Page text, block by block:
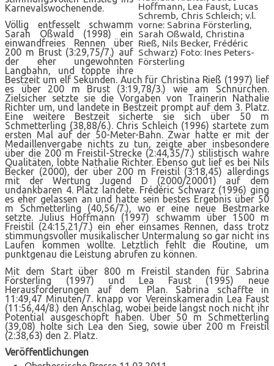
Hoffmann, Lea Faust, Lucas
Schremb, Chris Schleich; v.l.
vorne: Sabrina Försterling,
Sarah Oßwald, Christina
Rieß, Nils Becker, Frédéric
Schwarz) Foto: Ines Peters-
Försterling
Karnevalswochenende.
Völlig entfesselt schwamm
Sarah Oßwald (1998) ein
einwandfreies Rennen über
200 m Brust (3:29,75/7.) auf
der eher ungewohnten
Langbahn, und toppte ihre
Bestzeit um elf Sekunden. Auch für Christina Rieß (1997) lief
es über 200 m Brust (3:19,78/3.) wie am Schnürchen.
Zielsicher setzte sie die Vorgaben von Trainerin Nathalie
Richter um, und landete in Bestzeit prompt auf dem 3. Platz.
Eine weitere Bestzeit sicherte sie sich über 50 m
Schmetterling (38,88/6.). Chris Schleich (1996) startete zum
ersten Mal auf der 50-Meter-Bahn. Zwar hatte er mit der
Medaillenvergabe nichts zu tun, zeigte aber insbesondere
über die 200 m Freistil-Strecke (2:44,35/7.) stilistisch wahre
Qualitäten, lobte Nathalie Richter. Ebenso gut lief es bei Nils
Becker (2000), der über 200 m Freistil (3:18,45) allerdings
mit der Wertung Jugend D (2000/20001) auf dem
undankbaren 4. Platz landete. Frédéric Schwarz (1996) ging
es eher gelassen an und hatte sein bestes Ergebnis über 50
m Schmetterling (40,56/7.), wo er eine neue Bestmarke
setzte. Julius Hoffmann (1997) schwamm über 1500 m
Freistil (24:15,21/7.) ein eher einsames Rennen, dass trotz
stimmungsvoller musikalischer Untermalung so gar nicht ins
Laufen kommen wollte. Letztlich fehlt die Routine, um
punktgenau die Leistung abrufen zu können.
Mit dem Start über 800 m Freistil standen für Sabrina
Försterling (1997) und Lea Faust (1995) neue
Herausforderungen auf dem Plan. Sabrina schaffte in
11:49,47 Minuten/7. knapp vor Vereinskameradin Lea Faust
(11:56,44/8.) den Anschlag, wobei beide längst noch nicht ihr
Potential ausgeschöpft haben. Über 50 m Schmetterling
(39,08) holte sich Lea den Sieg, sowie über 200 m Freistil
(2:38,63) den 2. Platz.
Veröffentlichungen